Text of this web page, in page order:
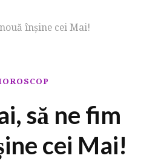
înșine cei Mai!
să ne fim
cei Mai!